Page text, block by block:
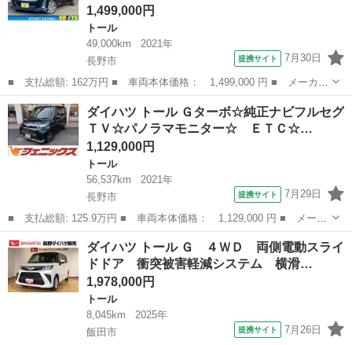
1,499,000円
トール
49,000km
2021年
長野市
提携サイト 7月30日
■ 支払総額: 162万円 ■ 車両本体価格： 1,499,000 円 ■ メーカー
名： ダイハツ ■ 車種名： トール ■ グレード名： カスタム
Ｇ ４ＷＤ スタッドレス車載 ナビ Ｂｌｕｅｔｏｏｔｈ フルセ
グＴＶ バッ...
長野 長野市 トール
ダイハツ トール Ｇターボ☆純正ナビフルセグ
ＴＶ☆パノラマモニター☆ ＥＴＣ☆…
1,129,000円
トール
56,537km
2021年
長野市
提携サイト 7月29日
■ 支払総額: 125.9万円 ■ 車両本体価格： 1,129,000 円 ■ メーカ
ー名： ダイハツ ■ 車種名： トール ■ グレード名： Ｇターボ
☆純正ナビフルセグＴＶ☆パノラマモニター☆ ＥＴＣ☆ドラレコ☆
ＵＳＢ電...
長野 長野市 トール
ダイハツ トール Ｇ ４ＷＤ 両側電動スライ
ドドア 衝突被害軽減システム 横滑…
1,978,000円
トール
8,045km
2025年
飯田市
提携サイト 7月26日